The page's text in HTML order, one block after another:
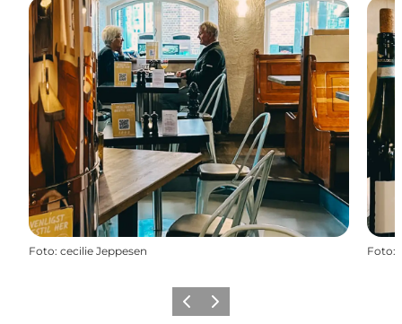
Foto: cecilie Jeppesen Foto:
Vorherige Folie
Nächste Folie